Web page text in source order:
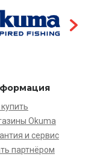
купить
Okuma
и сервис
партнёром